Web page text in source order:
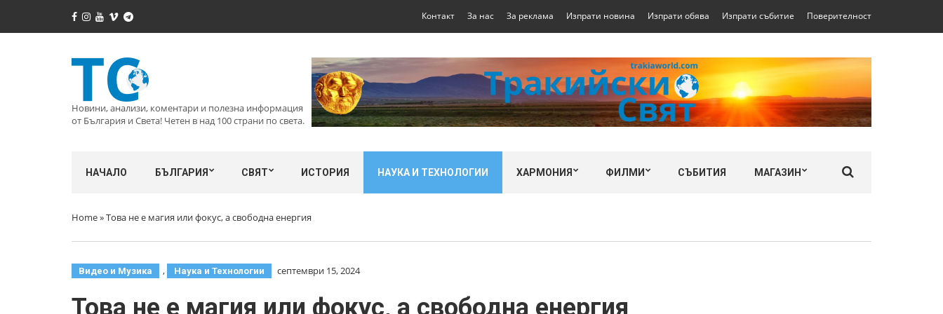
Контакт За нас За реклама Изпрати новина Изпрати обява Изпрати събитие Поверителност
Новини, анализи, коментари и полезна информация
от България и Света! Четен в над 100 страни по света.
НАЧАЛО БЪЛГАРИЯ СВЯТ ИСТОРИЯ НАУКА И ТЕХНОЛОГИИ ХАРМОНИЯ ФИЛМИ СЪБИТИЯ МАГАЗИН
Home»Това не е магия или фокус, а свободна енергия
Видео и Музика , Наука и Технологии септември 15, 2024
Това не е магия или фокус, а свободна енергия